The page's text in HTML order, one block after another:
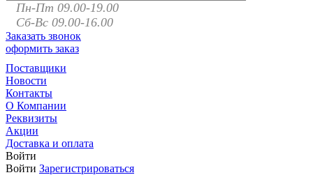
Пн-Пт 09.00-19.00
Сб-Вс 09.00-16.00
Заказать звонок
оформить заказ
Поставщики
Новости
Контакты
О Компании
Реквизиты
Акции
Доставка и оплата
Войти
Войти Зарегистрироваться